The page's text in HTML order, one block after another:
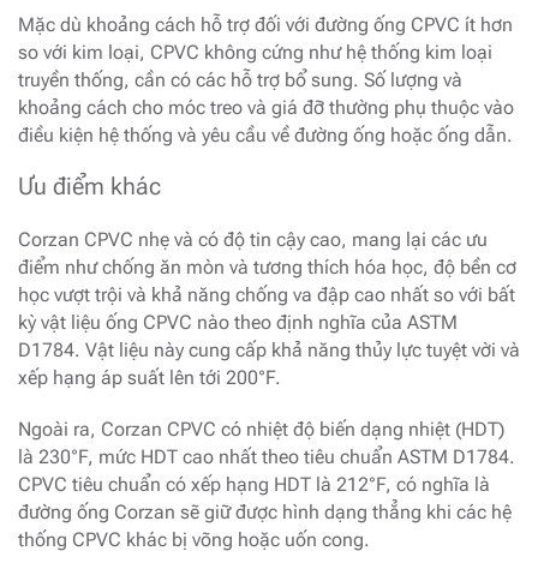
Mặc dù khoảng cách hỗ trợ đối với đường ống CPVC ít hơn
so với kim loại, CPVC không cứng như hệ thống kim loại
truyền thống, cần có các hỗ trợ bổ sung. Số lượng và
khoảng cách cho móc treo và giá đỡ thường phụ thuộc vào
điều kiện hệ thống và yêu cầu về đường ống hoặc ống dẫn.
Ưu điểm khác
Corzan CPVC nhẹ và có độ tin cậy cao, mang lại các ưu
điểm như chống ăn mòn và tương thích hóa học, độ bền cơ
học vượt trội và khả năng chống va đập cao nhất so với bất
kỳ vật liệu ống CPVC nào theo định nghĩa của ASTM
D1784. Vật liệu này cung cấp khả năng thủy lực tuyệt vời và
xếp hạng áp suất lên tới 200°F.
Ngoài ra, Corzan CPVC có nhiệt độ biến dạng nhiệt (HDT)
là 230°F, mức HDT cao nhất theo tiêu chuẩn ASTM D1784.
CPVC tiêu chuẩn có xếp hạng HDT là 212°F, có nghĩa là
đường ống Corzan sẽ giữ được hình dạng thẳng khi các hệ
thống CPVC khác bị võng hoặc uốn cong.